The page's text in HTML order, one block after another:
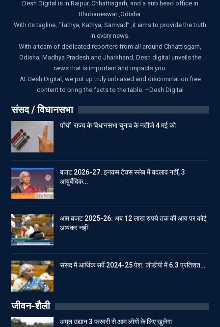
Desh Digital is in Raipur, Chhattisgarh, and a sub head office in
Bhubaneswar ,Odisha.
With its tagline, “Tathya, Kathya, Samvad” ,it aims to provide the truth
in every news.
With a team of dedicated reporters from all around Chhattisgarh,
Odisha, Madhya Pradesh and Jharkhand, Desh digital unveils the
news that is important and impacts you.
At Desh Digital, we put up truly unbiased and discrimination free
content to bring the facts to the table. –Desh Digital
संसद / विधानसभा
पाँचों राज्य के विधानसभा चुनाव के नतीजे 4 मई को
बजट 2026-27: इनकम टेक्स स्लेब में बदलाव नहीं, 3
आयुर्वेदिक…
आम बजट 2025-26: अब 12 लाख रुपये तक की आय पर कोई
आयकर नहीं
संसद में आर्थिक सर्वे 2024-25 पेश: जीडीपी में 6.3 प्रतिशत…
जीवन-शैली
अमृत उद्यान 3 फरवरी से आम लोगों के लिए खुलेगा